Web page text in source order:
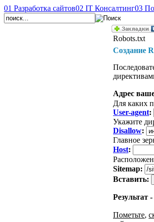
01 Разработка сайтов02 IT Консалтинг03
Robots.txt
Создание
Адрес
Для каких
User-agent:
Укажите
Disallow:
Главное
Host:
Sitemap:
Вставить:
Результат
Пометьте,